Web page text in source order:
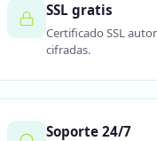
SSL gratis
Certificado SSL
cifradas.
Soporte 24/7